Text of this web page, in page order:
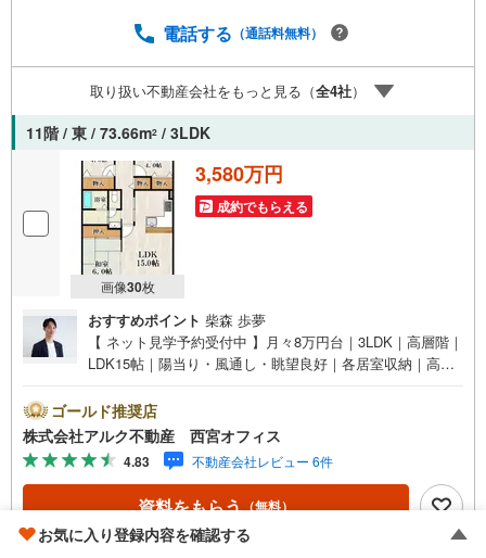
のお越しも大歓迎です。 お子様連れでもご安心くださ
始め多数物件を取り扱っています。Yahoo！不動産に掲載
しきれない物件もご紹介できます。お気軽にお問合せくだ
さい。弊社ホームページへは「C21アクロス」で検索！
電話する （通話料無料）
取り扱い不動産会社をもっと見る（全4社）
11階 / 東 / 73.66m2 / 3LDK
画像30枚
3,580万円
成約でもらえる
おすすめポイント 柴森 歩夢
【 ネット見学予約受付中 】月々8万円台｜3LDK｜高層階｜
LDK15帖｜陽当り・風通し・眺望良好｜各居室収納｜高須
帖！■陽当り・風通し・眺望すべて良好！■家族とのコミュ
ニケーションが弾むカウンターキッチン！【 設備 】食器洗
い乾燥機｜浴室乾燥機｜宅配ボックス【 周辺環境 】■高須
西小学校:徒歩6分（474m）■高須中学校:徒歩4分（330m）
■上田西公園:徒歩6分（462m）■コープ武庫川:徒歩12分（9
46m）【 アルク不動産について 】当社はJRさくら夙川駅
より徒歩3分の立地に店舗を構えております。掲載中の物件
ゴールド推奨店
株式会社アルク不動産 西宮オフィス
4.83 不動産会社レビュー 6件
資料をもらう（無料）
お気に入り登録内容を確認する